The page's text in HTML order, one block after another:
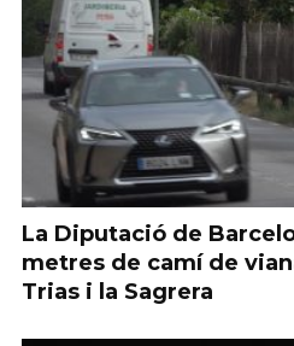
La Diputació de
metres de camí de
Trias i la Sagrera